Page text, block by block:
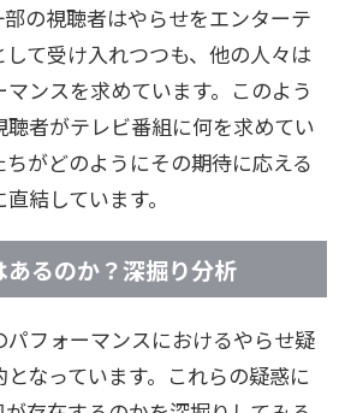
の視聴者はやらせをエンターテ
て受け入れつつも、他の人々は
ンスを求めています。このよう
聴者がテレビ番組に何を求めてい
がどのようにその期待に応える
結しています。
るのか？深掘り分析
フォーマンスにおけるやらせ疑
なっています。これらの疑惑に